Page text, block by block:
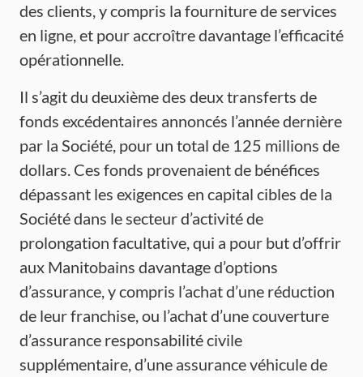
des clients, y compris la fourniture de services
en ligne, et pour accroître davantage l’efficacité
opérationnelle.
Il s’agit du deuxième des deux transferts de
fonds excédentaires annoncés l’année dernière
par la Société, pour un total de 125 millions de
dollars. Ces fonds provenaient de bénéfices
dépassant les exigences en capital cibles de la
Société dans le secteur d’activité de
prolongation facultative, qui a pour but d’offrir
aux Manitobains davantage d’options
d’assurance, y compris l’achat d’une réduction
de leur franchise, ou l’achat d’une couverture
d’assurance responsabilité civile
supplémentaire, d’une assurance véhicule de